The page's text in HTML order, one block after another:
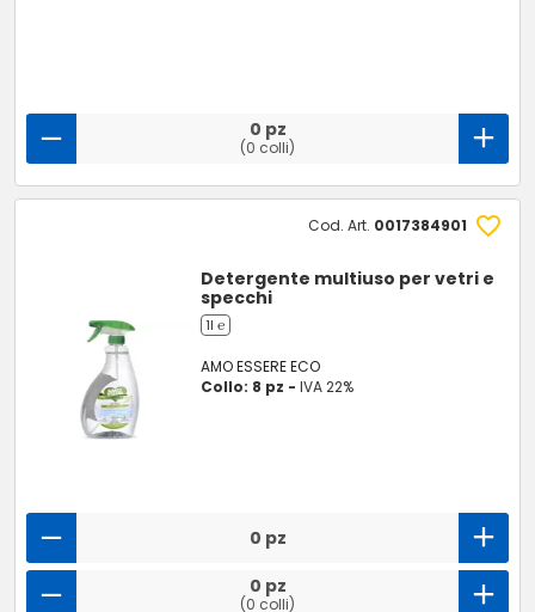
0 pz
(0 colli)
Cod. Art. 0017384901
Detergente multiuso per vetri e
specchi
1l ℮
AMO ESSERE ECO
Collo: 8 pz -IVA 22%
0 pz
0 pz
(0 colli)